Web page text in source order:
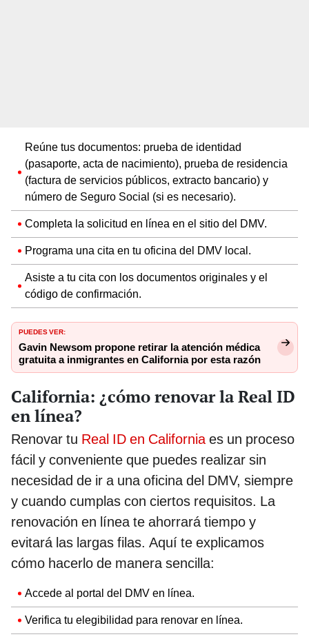
Reúne tus documentos: prueba de identidad
(pasaporte, acta de nacimiento), prueba de residencia
(factura de servicios públicos, extracto bancario) y
número de Seguro Social (si es necesario).
Completa la solicitud en línea en el sitio del DMV.
Programa una cita en tu oficina del DMV local.
Asiste a tu cita con los documentos originales y el
código de confirmación.
PUEDES VER:
Gavin Newsom propone retirar la atención médica
gratuita a inmigrantes en California por esta razón
California: ¿cómo renovar la Real ID
en línea?
Renovar tu Real ID en California es un proceso
fácil y conveniente que puedes realizar sin
necesidad de ir a una oficina del DMV, siempre
y cuando cumplas con ciertos requisitos. La
renovación en línea te ahorrará tiempo y
evitará las largas filas. Aquí te explicamos
cómo hacerlo de manera sencilla:
Accede al portal del DMV en línea.
Verifica tu elegibilidad para renovar en línea.